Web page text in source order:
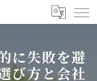
に失敗を避
び方と会社